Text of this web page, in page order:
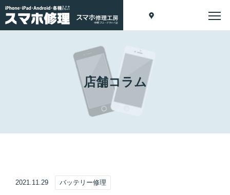
店舗コラム
2021.11.29 バッテリー修理